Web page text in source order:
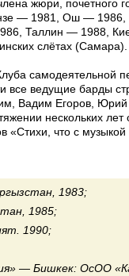
жюри, почетного
— 1981, Ош —
Таллин — 1988,
слётах (Самара).
самодеятельной
все ведущие барды
Вадим Егоров, Юрий
нескольких лет
о творчестве бардов «Стихи, что с
1983;
1985;
1990;
— Бишкек: ОсОО